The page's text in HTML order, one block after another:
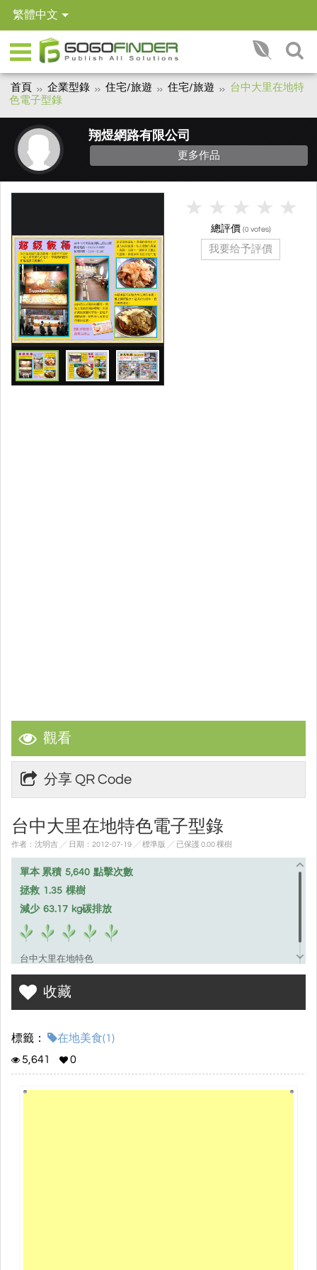
繁體中文
首頁 企業型錄 住宅/旅遊 住宅/旅遊
台中大里在地特
色電子型錄
翔煜網路有限公司
更多作品
觀看
分享 QR Code
台中大里在地特色電子型錄
作者：沈明吉 ╱ 日期：2012-07-19 ╱ 標準版 ╱ 已保護 0.00 棵樹
單本 累積 5,640 點擊次數
拯救 1.35 棵樹
減少 63.17 kg碳排放
台中大里在地特色
收藏
標籤：
在地美食(1)
5,641
0
總評價 (0 votes)
我要给予評價